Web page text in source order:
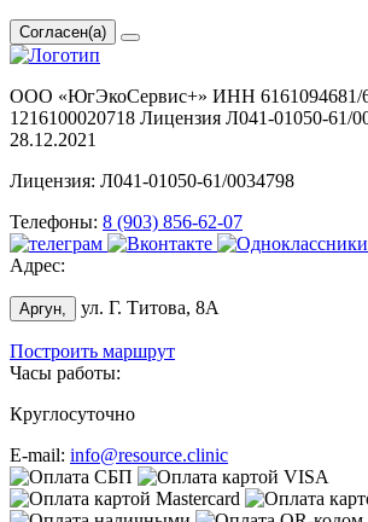
Согласен(а)
ООО «ЮгЭкоСервис+» ИНН 6161094681/
1216100020718 Лицензия Л041-01050-61/
28.12.2021
Лицензия: Л041-01050-61/0034798
Телефоны: 8 (903) 856-62-07
Адрес:
Аргун, ул. Г. Титова, 8А
Построить маршрут
Часы работы:
Круглосуточно
E-mail: info@resource.clinic